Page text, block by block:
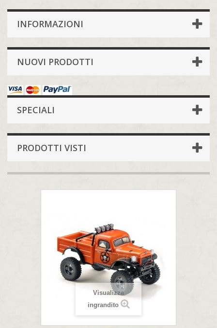
INFORMAZIONI
NUOVI PRODOTTI
SPECIALI
PRODOTTI VISTI
Visualizza
ingrandito